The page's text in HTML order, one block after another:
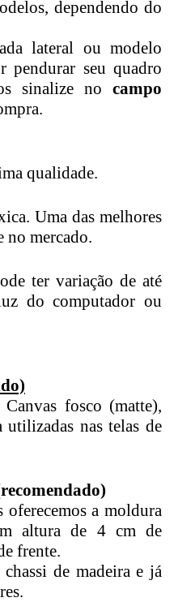
dependendo do
lateral ou modelo
pendurar seu quadro
sinalize no campo
qualidade.
Uma das melhores
no mercado.
ter variação de até
do computador ou
fosco (matte),
utilizadas nas telas de
oferecemos a moldura
altura de 4 cm de
frente.
de madeira e já